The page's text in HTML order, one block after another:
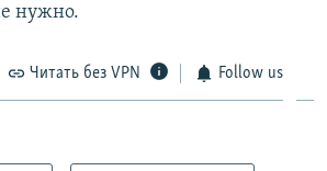
нужно.
Читать без VPN Follow us